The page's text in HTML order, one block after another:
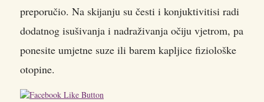
preporučio. Na skijanju su česti i konjuktivitisi radi
dodatnog isušivanja i nadraživanja očiju vjetrom, pa
ponesite umjetne suze ili barem kapljice fiziološke
otopine.